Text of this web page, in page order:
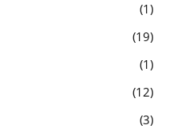
1
19
1
12
3